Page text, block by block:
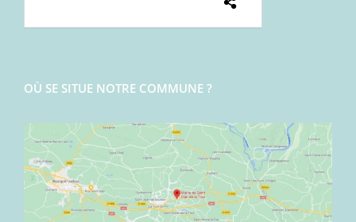
OÙ SE SITUE NOTRE COMMUNE ?